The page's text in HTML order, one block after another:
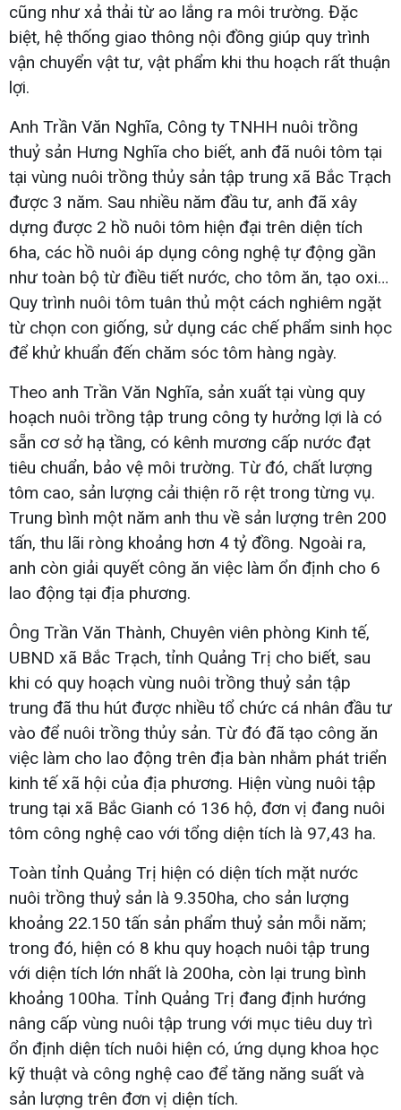
cũng như xả thải từ ao lắng ra môi trường. Đặc
biệt, hệ thống giao thông nội đồng giúp quy trình
vận chuyển vật tư, vật phẩm khi thu hoạch rất thuận
lợi.
Anh Trần Văn Nghĩa, Công ty TNHH nuôi trồng
thuỷ sản Hưng Nghĩa cho biết, anh đã nuôi tôm tại
tại vùng nuôi trồng thủy sản tập trung xã Bắc Trạch
được 3 năm. Sau nhiều năm đầu tư, anh đã xây
dựng được 2 hồ nuôi tôm hiện đại trên diện tích
6ha, các hồ nuôi áp dụng công nghệ tự động gần
như toàn bộ từ điều tiết nước, cho tôm ăn, tạo oxi…
Quy trình nuôi tôm tuân thủ một cách nghiêm ngặt
từ chọn con giống, sử dụng các chế phẩm sinh học
để khử khuẩn đến chăm sóc tôm hàng ngày.
Theo anh Trần Văn Nghĩa, sản xuất tại vùng quy
hoạch nuôi trồng tập trung công ty hưởng lợi là có
sẵn cơ sở hạ tầng, có kênh mương cấp nước đạt
tiêu chuẩn, bảo vệ môi trường. Từ đó, chất lượng
tôm cao, sản lượng cải thiện rõ rệt trong từng vụ.
Trung bình một năm anh thu về sản lượng trên 200
tấn, thu lãi ròng khoảng hơn 4 tỷ đồng. Ngoài ra,
anh còn giải quyết công ăn việc làm ổn định cho 6
lao động tại địa phương.
Ông Trần Văn Thành, Chuyên viên phòng Kinh tế,
UBND xã Bắc Trạch, tỉnh Quảng Trị cho biết, sau
khi có quy hoạch vùng nuôi trồng thuỷ sản tập
trung đã thu hút được nhiều tổ chức cá nhân đầu tư
vào để nuôi trồng thủy sản. Từ đó đã tạo công ăn
việc làm cho lao động trên địa bàn nhằm phát triển
kinh tế xã hội của địa phương. Hiện vùng nuôi tập
trung tại xã Bắc Gianh có 136 hộ, đơn vị đang nuôi
tôm công nghệ cao với tổng diện tích là 97,43 ha.
Toàn tỉnh Quảng Trị hiện có diện tích mặt nước
nuôi trồng thuỷ sản là 9.350ha, cho sản lượng
khoảng 22.150 tấn sản phẩm thuỷ sản mỗi năm;
trong đó, hiện có 8 khu quy hoạch nuôi tập trung
với diện tích lớn nhất là 200ha, còn lại trung bình
khoảng 100ha. Tỉnh Quảng Trị đang định hướng
nâng cấp vùng nuôi tập trung với mục tiêu duy trì
ổn định diện tích nuôi hiện có, ứng dụng khoa học
kỹ thuật và công nghệ cao để tăng năng suất và
sản lượng trên đơn vị diện tích.